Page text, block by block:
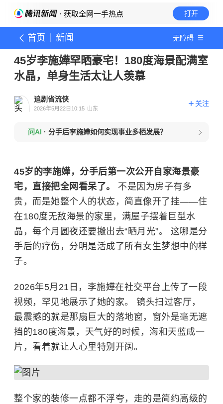
· 获取全网一手热点 打开
首页 新闻 无障碍
45岁李施嬅罕晒豪宅！180度海景配满室
水晶，单身生活太让人羡慕
追剧省流侠
2026年5月22日10:15 山东
关注
问AI · 分手后李施嬅如何实现事业多栖发展？
45岁的李施嬅，分手后第一次公开自家海景豪
宅，直接把全网看呆了。 不是因为房子有多
贵，而是她整个人的状态，简直像开了挂——住
在180度无敌海景的家里，满屋子摆着巨型水
晶，每个月圆夜还要搬出去“晒月光”。 这哪是分
手后的疗伤，分明是活成了所有女生梦想中的样
子。
2026年5月21日，李施嬅在社交平台上传了一段
视频，罕见地展示了她的家。 镜头扫过客厅，
最震撼的就是那扇巨大的落地窗，窗外是毫无遮
挡的180度海景，天气好的时候，海和天蓝成一
片，看着就让人心里特别开阔。
整个家的装修一点都不浮夸，走的是简约高级的